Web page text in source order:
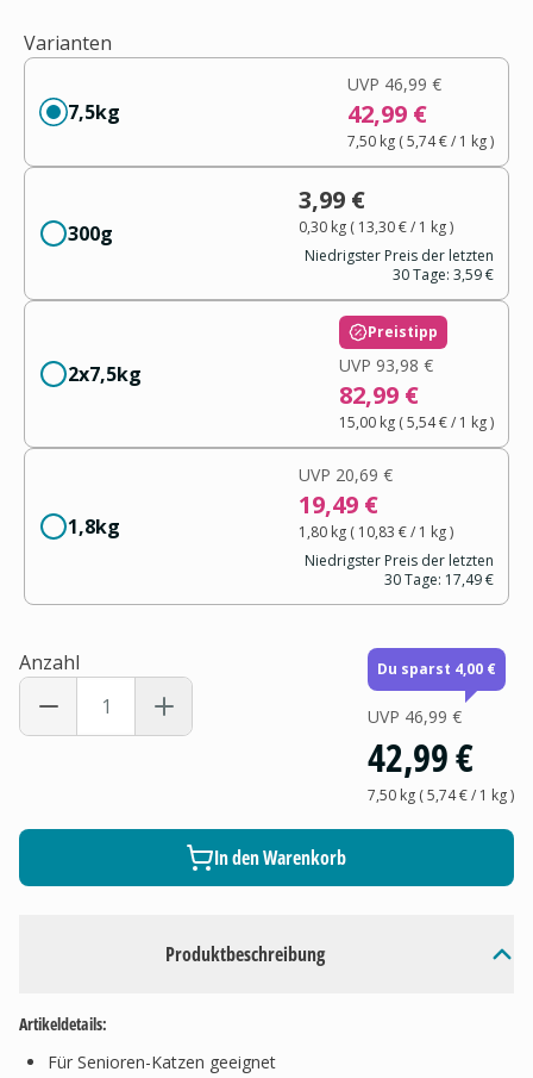
Produktbeschreibung
Artikeldetails:
Für Senioren-Katzen geeignet
Varianten
7,5kg
UVP 46,99 €
42,99 €
7,50 kg(5,74 €/ 1 kg)
300g
3,99 €
0,30 kg( 13,30 €/ 1 kg)
Niedrigster Preis der letzten
30 Tage: 3,59 €
2x7,5kg
Preistipp
UVP 93,98 €
82,99 €
15,00 kg(5,54 €/ 1 kg)
1,8kg
UVP 20,69 €
19,49 €
1,80 kg( 10,83 €/ 1 kg)
Niedrigster Preis der letzten
30 Tage: 17,49 €
Anzahl Du sparst 4,00 €
UVP 46,99 €
42,99 €
7,50 kg(5,74 €/ 1 kg)
In den Warenkorb